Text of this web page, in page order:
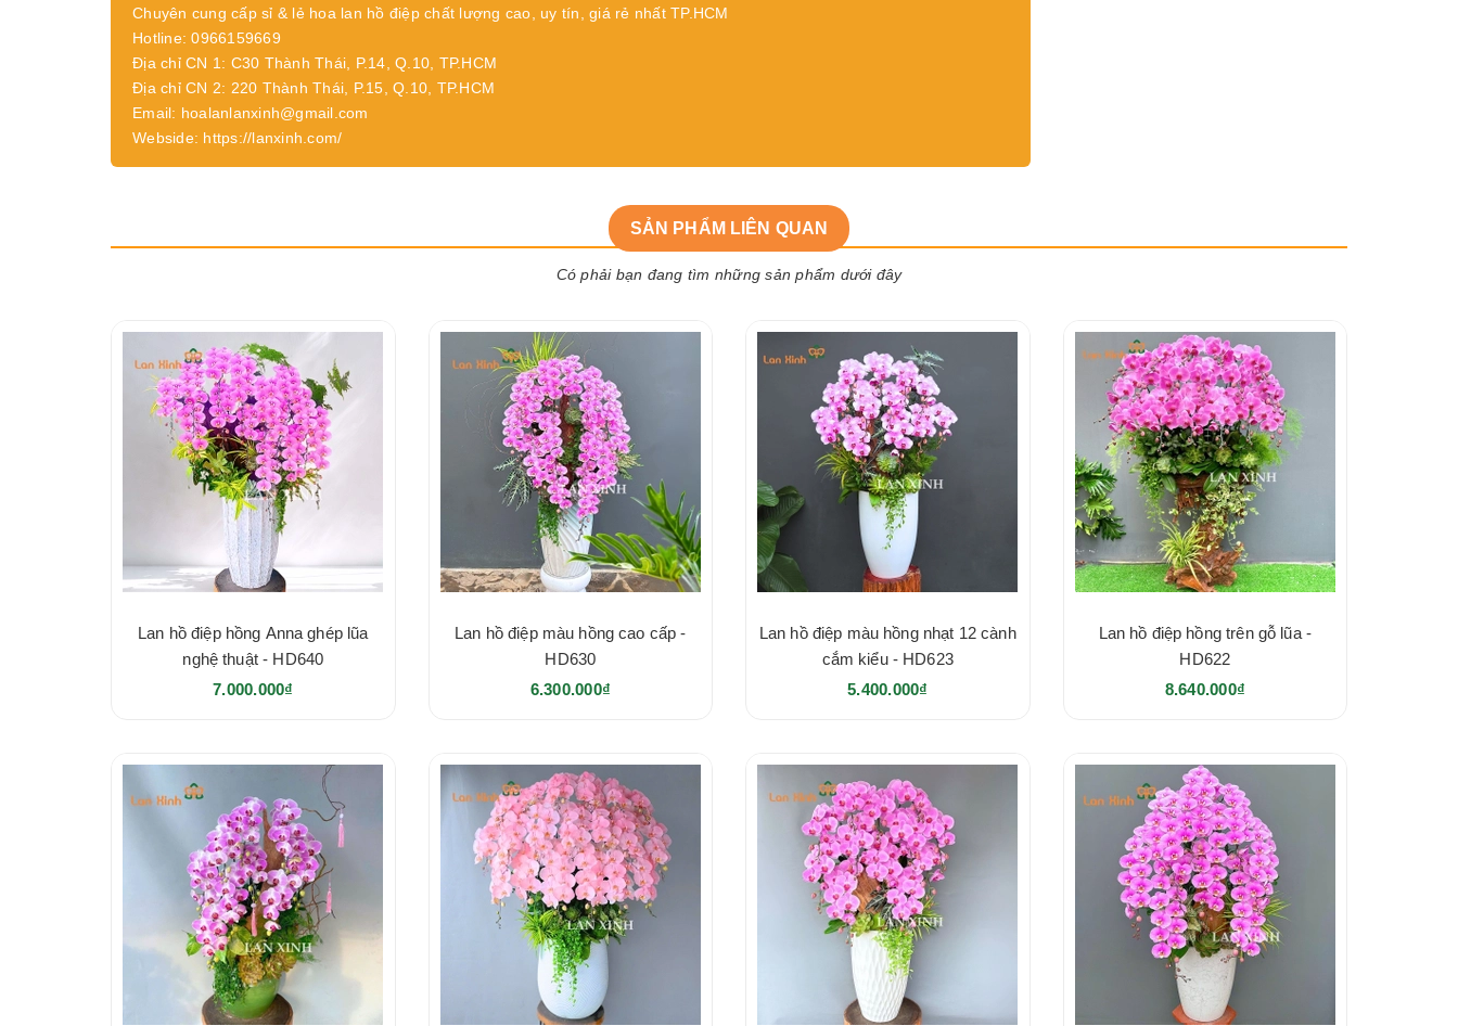
Chuyên cung cấp sỉ & lẻ hoa lan hồ điệp chất lượng cao, uy tín, giá rẻ nhất TP.HCM
Hotline: 0966159669
Địa chỉ CN 1: C30 Thành Thái, P.14, Q.10, TP.HCM
Địa chỉ CN 2: 220 Thành Thái, P.15, Q.10, TP.HCM
Email: hoalanlanxinh@gmail.com
Webside: https://lanxinh.com/
SẢN PHẨM LIÊN QUAN
Có phải bạn đang tìm những sản phẩm dưới đây
Lan hồ điệp hồng Anna ghép lũa
nghệ thuật - HD640
7.000.000₫
Lan hồ điệp màu hồng cao cấp -
HD630
6.300.000₫
Lan hồ điệp màu hồng nhạt 12 cành
cắm kiểu - HD623
5.400.000₫
Lan hồ điệp hồng trên gỗ lũa -
HD622
8.640.000₫